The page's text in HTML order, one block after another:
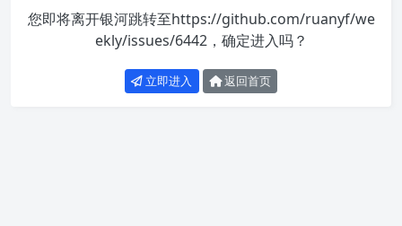
您即将离开银河跳转至https://github.com/ruanyf/we
ekly/issues/6442，确定进入吗？
立即进入 返回首页